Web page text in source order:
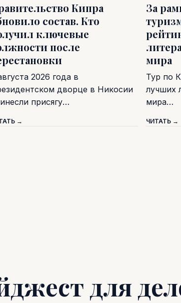
Кипра
состав. Кто
ключевые
после
2026 года в
дворце в Никосии
присягу…
→
За
мира
Тур по
лучших
мира…
ЧИТАТЬ →
для